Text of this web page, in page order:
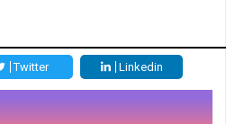
Twitter Linkedin